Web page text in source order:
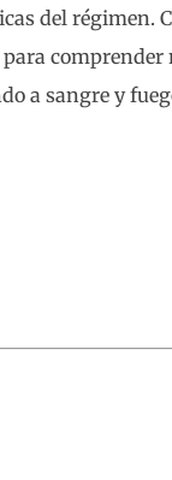
del régimen.
a sangre y